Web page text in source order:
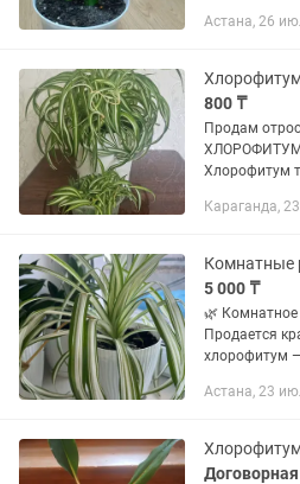
Астана, 26
800 ₸
Продам
Хлорофитум
Караганда,
Комнатные
5 000 ₸
🌿
Продается
хлорофитум
Прост в уходе
Астана, 23
Договорная